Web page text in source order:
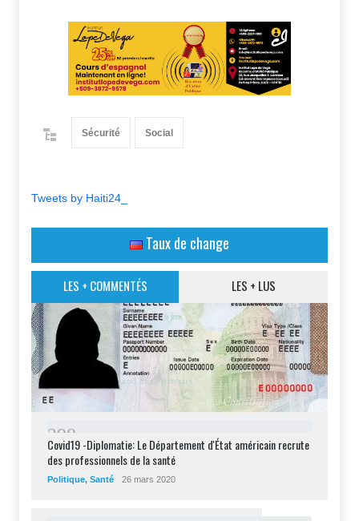
Sécurité Social
Tweets by Haiti24_
Taux de change
LES + COMMENTÉS LES + LUS
298
Covid19 -Diplomatie: Le Département d'État américain recrute
des professionnels de la santé
Politique, Santé 26 mars 2020